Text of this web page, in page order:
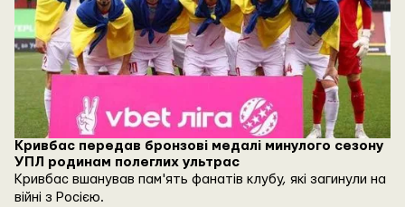
Кривбас передав бронзові медалі минулого сезону
УПЛ родинам полеглих ультрас
Кривбас вшанував пам'ять фанатів клубу, які загинули на
війні з Росією.